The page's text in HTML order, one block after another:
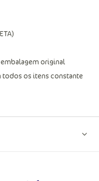
original
os itens constante